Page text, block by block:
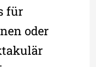
für
oder